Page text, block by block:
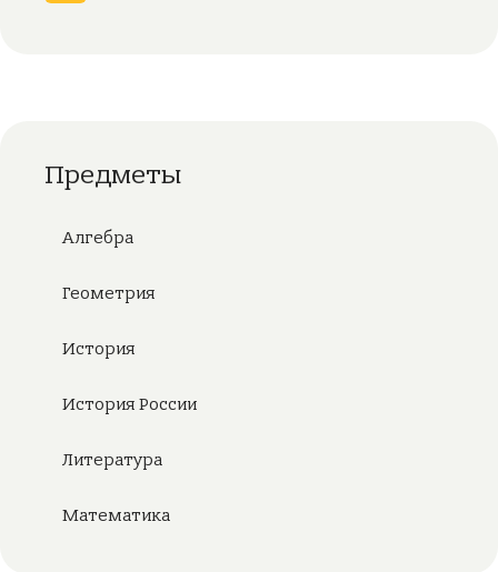
Предметы
Алгебра
Геометрия
История
История России
Литература
Математика